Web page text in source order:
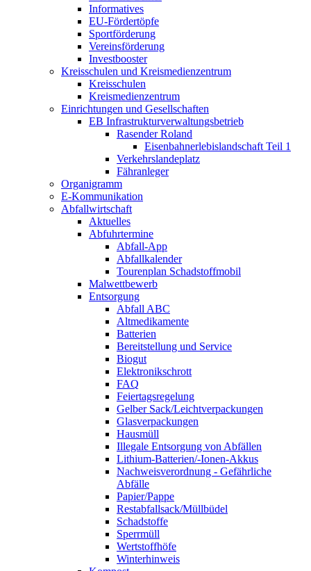
Informatives
EU-Fördertöpfe
Sportförderung
Vereinsförderung
Investbooster
Kreisschulen und Kreismedienzentrum
Kreisschulen
Kreismedienzentrum
Einrichtungen und Gesellschaften
EB Infrastruktur­verwaltungsbetrieb
Rasender Roland
Eisenbahnerlebis­landschaft Teil 1
Verkehrslandeplatz
Fähranleger
Organigramm
E-Kommunikation
Abfallwirtschaft
Aktuelles
Abfuhrtermine
Abfall-App
Abfallkalender
Tourenplan Schadstoffmobil
Malwettbewerb
Entsorgung
Abfall ABC
Altmedikamente
Batterien
Bereitstellung und Service
Biogut
Elektronikschrott
FAQ
Feiertagsregelung
Gelber Sack/Leichtverpackungen
Glasverpackungen
Hausmüll
Illegale Entsorgung von Abfällen
Lithium-Batterien/-Ionen-Akkus
Nachweisverordnung - Gefährliche
Abfälle
Papier/Pappe
Restabfallsack/Müllbüdel
Schadstoffe
Sperrmüll
Wertstoffhöfe
Winterhinweis